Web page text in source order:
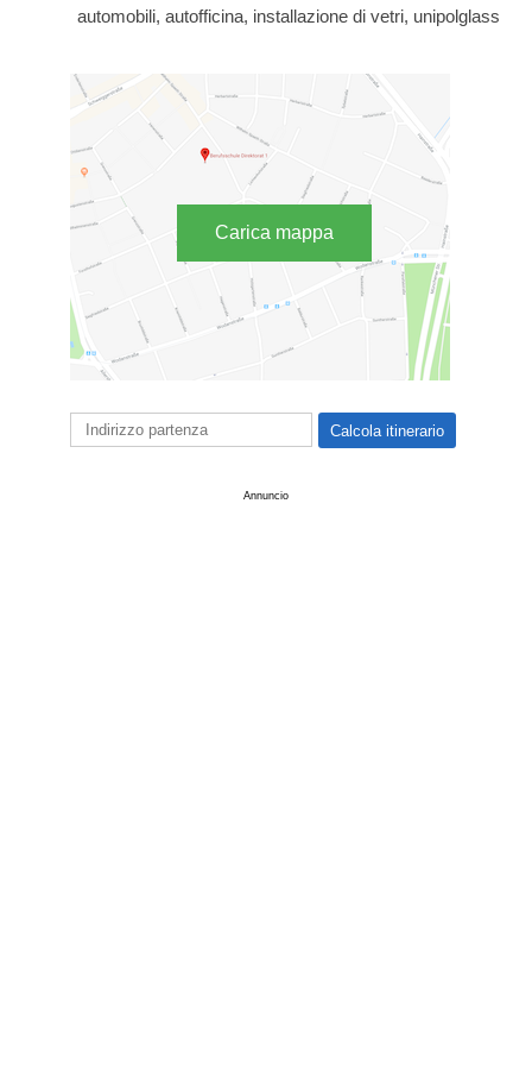
automobili, autofficina, installazione di vetri, unipolglass
Carica mappa
Annuncio